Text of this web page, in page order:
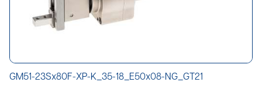
GM51-23Sx80F-XP-K_35-18_E50x08-NG_GT21